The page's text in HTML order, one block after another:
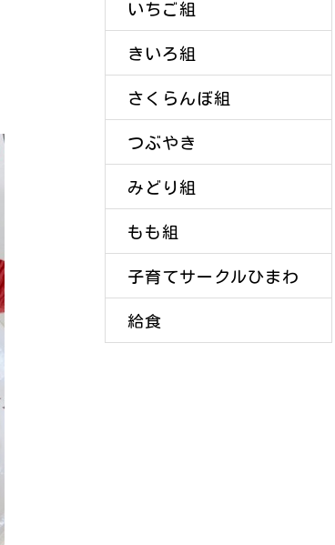
いちご組
きいろ組
さくらんぼ組
つぶやき
みどり組
もも組
子育てサークルひまわ
り
給食